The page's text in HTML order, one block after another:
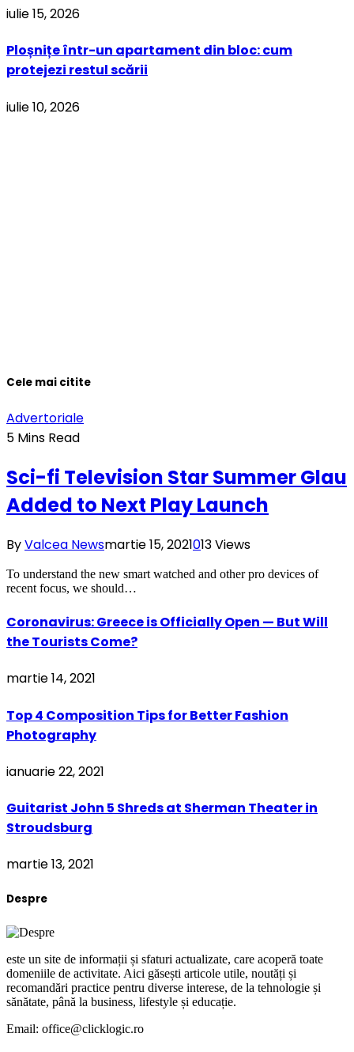
iulie 15, 2026
Ploșnițe într-un apartament din bloc: cum
protejezi restul scării
iulie 10, 2026
Cele mai citite
Advertoriale
5 Mins Read
Sci-fi Television Star Summer Glau
Added to Next Play Launch
ByValcea Newsmartie 15, 2021013Views
To understand the new smart watched and other pro devices of
recent focus, we should…
Coronavirus: Greece is Officially Open — But Will
the Tourists Come?
martie 14, 2021
Top 4 Composition Tips for Better Fashion
Photography
ianuarie 22, 2021
Guitarist John 5 Shreds at Sherman Theater in
Stroudsburg
martie 13, 2021
Despre
este un site de informații și sfaturi actualizate, care acoperă toate
domeniile de activitate. Aici găsești articole utile, noutăți și
recomandări practice pentru diverse interese, de la tehnologie și
sănătate, până la business, lifestyle și educație.
Email: office@clicklogic.ro